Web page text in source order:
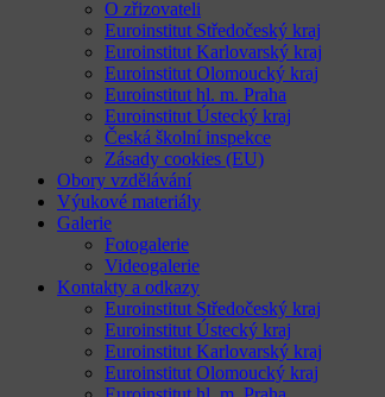
O zřizovateli
Euroinstitut Středočeský kraj
Euroinstitut Karlovarský kraj
Euroinstitut Olomoucký kraj
Euroinstitut hl. m. Praha
Euroinstitut Ústecký kraj
Česká školní inspekce
Zásady cookies (EU)
Obory vzdělávání
Výukové materiály
Galerie
Fotogalerie
Videogalerie
Kontakty a odkazy
Euroinstitut Středočeský kraj
Euroinstitut Ústecký kraj
Euroinstitut Karlovarský kraj
Euroinstitut Olomoucký kraj